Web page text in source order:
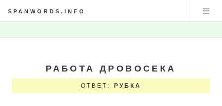
SPANWORDS.INFO
РАБОТА ДРОВОСЕКА
ОТВЕТ: РУБКА